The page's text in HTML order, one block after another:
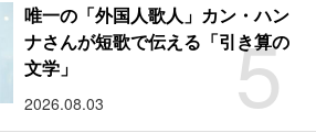
5
唯一の「外国人歌人」カン・ハン
ナさんが短歌で伝える「引き算の
文学」
2026.08.03